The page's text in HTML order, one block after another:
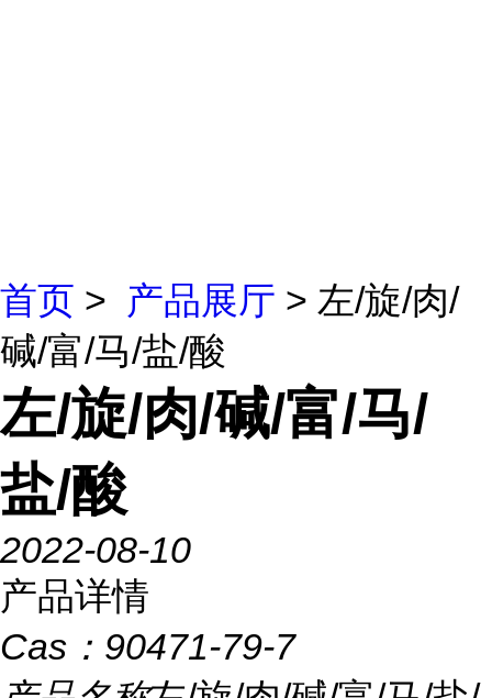
首页 > 产品展厅 > 左/旋/肉/
碱/富/马/盐/酸
左/旋/肉/碱/富/马/
盐/酸
2022-08-10
产品详情
Cas： 90471-79-7